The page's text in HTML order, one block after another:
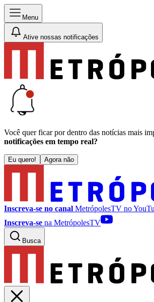
Menu
Ative nossas notificações
Você quer ficar por dentro das notícias mais
notificações em tempo real?
Eu quero! Agora não
Inscreva-se no canal MetrópolesTV no
Inscreva-se na MetrópolesTV
Busca